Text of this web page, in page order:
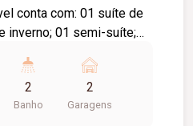
inverno; 01 semi-suíte;
A com rodapé
Louças Deca; Gás
2
Banho
2
Garagens